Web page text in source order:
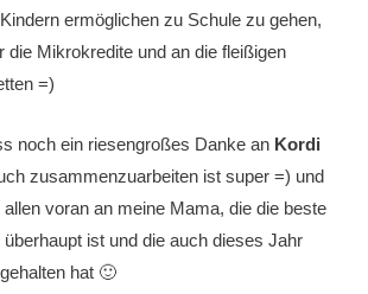
Kindern ermöglichen zu Schule zu gehen,
die Mikrokredite und an die fleißigen
=)
noch ein riesengroßes Danke an Kordi
zusammenzuarbeiten ist super =) und
voran an meine Mama, die die beste
ist und die auch dieses Jahr
hat 🙂